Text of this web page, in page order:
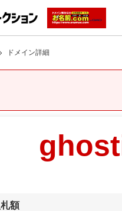
ドメイン詳細
札額